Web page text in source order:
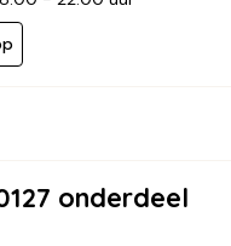
onderdeel